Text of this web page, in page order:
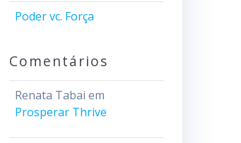
Poder vc. Força
Comentários
Renata Tabai em
Prosperar Thrive